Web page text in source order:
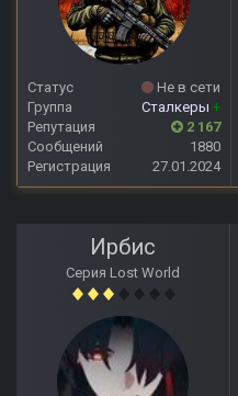
Статус
Не в сети
Группа
Сталкеры +
Репутация
2 167
Сообщений
1880
Регистрация
27.01.2024
Ирбис
Серия Lost World